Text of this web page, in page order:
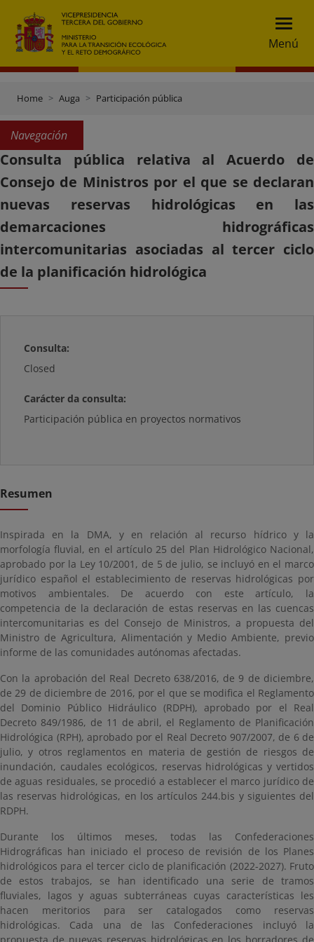
Menú
Home Auga Participación pública
Navegación
Consulta pública relativa al Acuerdo de
Consejo de Ministros por el que se declaran
nuevas reservas hidrológicas en las
demarcaciones hidrográficas
intercomunitarias asociadas al tercer ciclo
de la planificación hidrológica
Consulta:
Closed
Carácter da consulta:
Participación pública en proyectos normativos
Resumen
Inspirada en la DMA, y en relación al recurso hídrico y la
morfología fluvial, en el artículo 25 del Plan Hidrológico Nacional,
aprobado por la Ley 10/2001, de 5 de julio, se incluyó en el marco
jurídico español el establecimiento de reservas hidrológicas por
motivos ambientales. De acuerdo con este artículo, la
competencia de la declaración de estas reservas en las cuencas
intercomunitarias es del Consejo de Ministros, a propuesta del
Ministro de Agricultura, Alimentación y Medio Ambiente, previo
informe de las comunidades autónomas afectadas.
Con la aprobación del Real Decreto 638/2016, de 9 de diciembre,
de 29 de diciembre de 2016, por el que se modifica el Reglamento
del Dominio Público Hidráulico (RDPH), aprobado por el Real
Decreto 849/1986, de 11 de abril, el Reglamento de Planificación
Hidrológica (RPH), aprobado por el Real Decreto 907/2007, de 6 de
julio, y otros reglamentos en materia de gestión de riesgos de
inundación, caudales ecológicos, reservas hidrológicas y vertidos
de aguas residuales, se procedió a establecer el marco jurídico de
las reservas hidrológicas, en los artículos 244.bis y siguientes del
RDPH.
Durante los últimos meses, todas las Confederaciones
Hidrográficas han iniciado el proceso de revisión de los Planes
hidrológicos para el tercer ciclo de planificación (2022-2027). Fruto
de estos trabajos, se han identificado una serie de tramos
fluviales, lagos y aguas subterráneas cuyas características les
hacen meritorios para ser catalogados como reservas
hidrológicas. Cada una de las Confederaciones incluyó la